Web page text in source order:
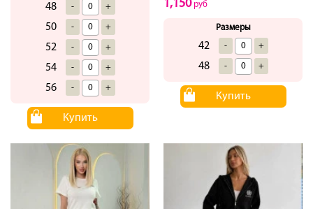
48 - +
50 - +
52 - +
54 - +
56 - +
Купить
1,150руб
Размеры
42 - +
48 - +
Купить